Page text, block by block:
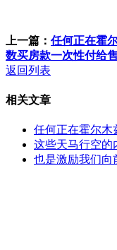
上一篇： 任何正在霍
数买房款一次性付给
返回列表
相关文章
任何正在霍尔木
这些天马行空的
也是激励我们向